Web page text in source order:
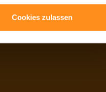
Cookies zulassen